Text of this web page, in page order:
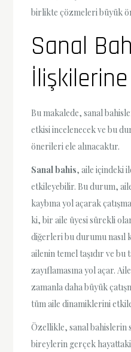
birlikte çözmeleri büyük
Sanal
Bu makalede, sanal
etkisi incelenecek ve bu
önerileri ele alınacaktır.
Sanal bahis, aile içindeki
etkileyebilir. Bu durum,
kaybına yol açarak
ki, bir aile üyesi sürekli
diğerleri bu durumu nasıl
ailenin temel taşıdır ve bu
zayıflamasına yol açar.
zamanla daha büyük
tüm aile dinamiklerini
Özellikle, sanal bahislerin
bireylerin gerçek